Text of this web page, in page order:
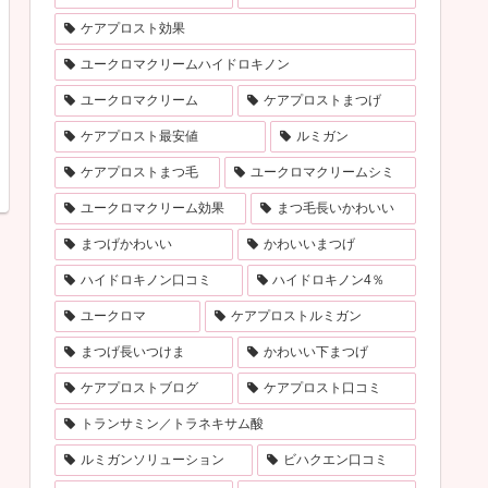
ケアプロスト効果
ユークロマクリームハイドロキノン
ユークロマクリーム ケアプロストまつげ
ケアプロスト最安値 ルミガン
ケアプロストまつ毛 ユークロマクリームシミ
ユークロマクリーム効果 まつ毛長いかわいい
まつげかわいい かわいいまつげ
ハイドロキノン口コミ ハイドロキノン4％
ユークロマ ケアプロストルミガン
まつげ長いつけま かわいい下まつげ
ケアプロストブログ ケアプロスト口コミ
トランサミン／トラネキサム酸
ルミガンソリューション ビハクエン口コミ